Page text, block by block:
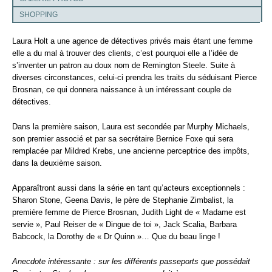
SHOPPING
Laura Holt a une agence de détectives privés mais étant une femme
elle a du mal à trouver des clients, c’est pourquoi elle a l’idée de
s’inventer un patron au doux nom de Remington Steele. Suite à
diverses circonstances, celui-ci prendra les traits du séduisant Pierce
Brosnan, ce qui donnera naissance à un intéressant couple de
détectives.
Dans la première saison, Laura est secondée par Murphy Michaels,
son premier associé et par sa secrétaire Bernice Foxe qui sera
remplacée par Mildred Krebs, une ancienne perceptrice des impôts,
dans la deuxième saison.
Apparaîtront aussi dans la série en tant qu’acteurs exceptionnels :
Sharon Stone, Geena Davis, le père de Stephanie Zimbalist, la
première femme de Pierce Brosnan, Judith Light de « Madame est
servie », Paul Reiser de « Dingue de toi », Jack Scalia, Barbara
Babcock, la Dorothy de « Dr Quinn »… Que du beau linge !
Anecdote intéressante : sur les différents passeports que possédait